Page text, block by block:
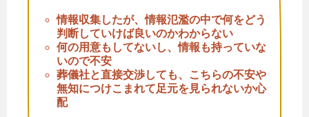
情報収集したが、情報氾濫の中で何をどう
判断していけば良いのかわからない
何の用意もしてないし、情報も持っていな
いので不安
葬儀社と直接交渉しても、こちらの不安や
無知につけこまれて足元を見られないか心
配